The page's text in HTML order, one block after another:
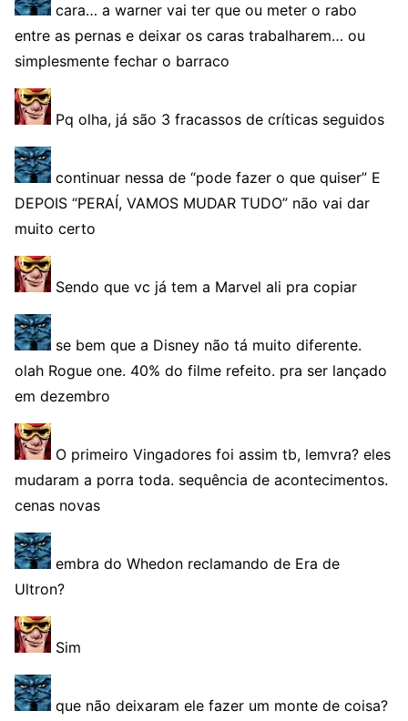
cara… a warner vai ter que ou meter o rabo
entre as pernas e deixar os caras trabalharem… ou
simplesmente fechar o barraco
Pq olha, já são 3 fracassos de críticas seguidos
continuar nessa de “pode fazer o que quiser” E
DEPOIS “PERAÍ, VAMOS MUDAR TUDO” não vai dar
muito certo
Sendo que vc já tem a Marvel ali pra copiar
se bem que a Disney não tá muito diferente.
olah Rogue one. 40% do filme refeito. pra ser lançado
em dezembro
O primeiro Vingadores foi assim tb, lemvra? eles
mudaram a porra toda. sequência de acontecimentos.
cenas novas
embra do Whedon reclamando de Era de
Ultron?
Sim
que não deixaram ele fazer um monte de coisa?